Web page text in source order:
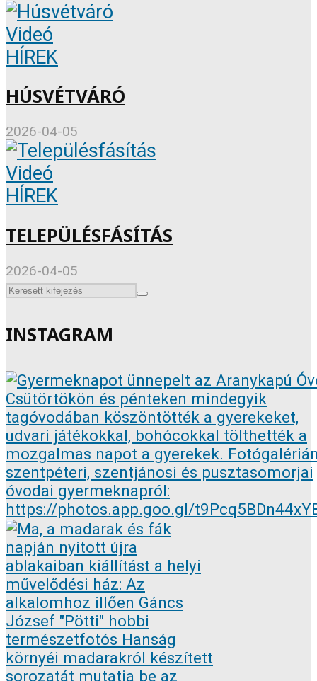
Videó
HÍREK
HÚSVÉTVÁRÓ
2026-04-05
Videó
HÍREK
TELEPÜLÉSFÁSÍTÁS
2026-04-05
INSTAGRAM